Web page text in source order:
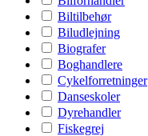
Biltilbehør
Biludlejning
Biografer
Boghandlere
Cykelforretninger
Danseskoler
Dyrehandler
Fiskegrej